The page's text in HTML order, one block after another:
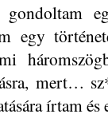
egy
mert…
írtam és